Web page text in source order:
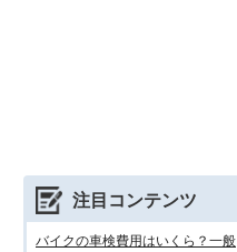
注目コンテンツ
バイクの車検費用はいくら？一般